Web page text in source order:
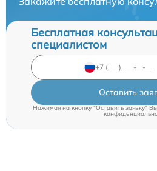
Бесплатная
специалистом
Оставить
Нажимая на кнопку "Оставить заявку"